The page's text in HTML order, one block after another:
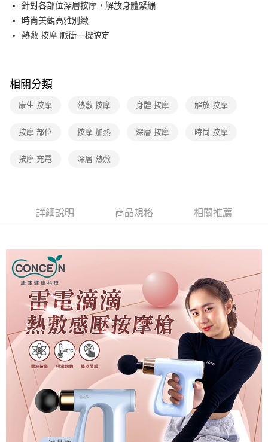
免運費
針對各部位深層按摩，解放身體緊繃
時尚美觀高雅別緻
熱敷 按摩 脈衝一機搞定
相關分類
康生 按摩 熱敷 按摩 身體 按摩 解放 按摩
按摩 部位 按摩 加熱 深層 按摩 時尚 按摩
按摩 充電 深層 熱敷
詳細說明 商品規格 相關推薦